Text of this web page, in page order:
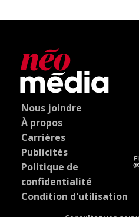
Nous joindre
À propos
Carrières
Publicités
Politique de
confidentialité
Condition d'utilisation